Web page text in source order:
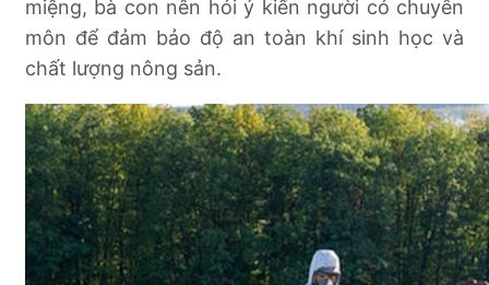
miệng, bà con nên hỏi ý kiến người có chuyên
môn để đảm bảo độ an toàn khí sinh học và
chất lượng nông sản.